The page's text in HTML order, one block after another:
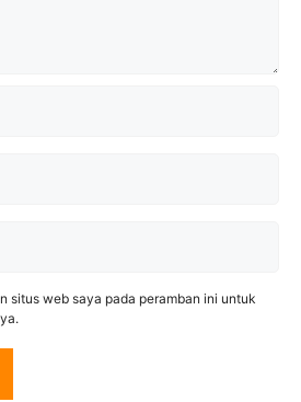
situs web saya pada peramban ini untuk